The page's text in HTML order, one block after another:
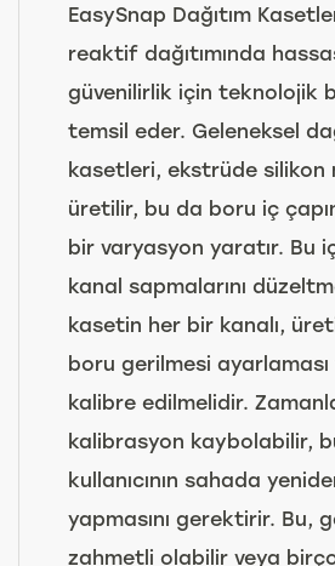
EasySnap Dağıtım
reaktif dağıtımında
güvenilirlik için teknolojik
temsil eder. Geleneksel
kasetleri, ekstrüde silikon
üretilir, bu da boru iç
bir varyasyon yaratır. Bu
kanal sapmalarını
kasetin her bir kanalı,
boru gerilmesi ayarlaması
kalibre edilmelidir.
kalibrasyon kaybolabilir,
kullanıcının sahada
yapmasını gerektirir. Bu,
zahmetli olabilir veya